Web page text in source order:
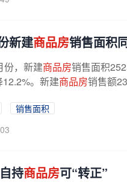
新建商品房销售面积
，新建商品房销售面积
。新建商品房销售额
销售面积
持商品房可“转正”